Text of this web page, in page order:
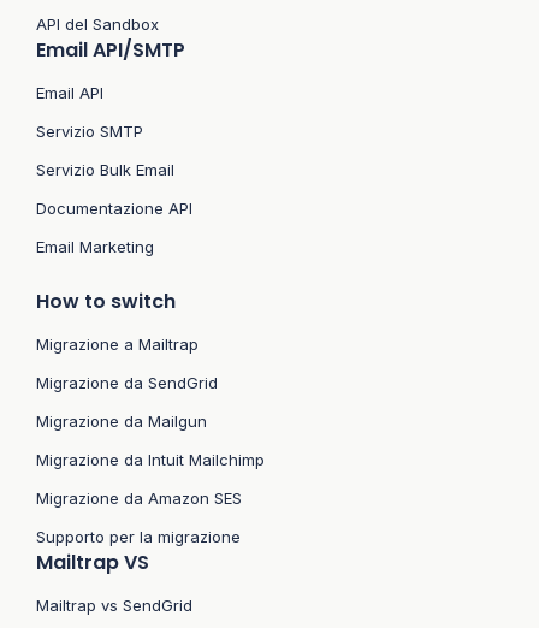
API del Sandbox
Email API/SMTP
Email API
Servizio SMTP
Servizio Bulk Email
Documentazione API
Email Marketing
How to switch
Migrazione a Mailtrap
Migrazione da SendGrid
Migrazione da Mailgun
Migrazione da Intuit Mailchimp
Migrazione da Amazon SES
Supporto per la migrazione
Mailtrap VS
Mailtrap vs SendGrid